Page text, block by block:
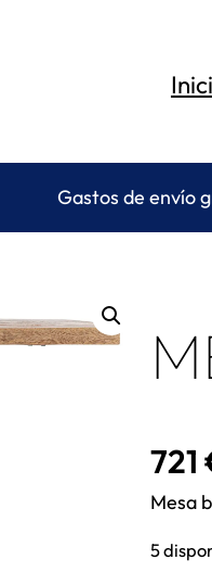
Gastos de envío
721
Mesa
5